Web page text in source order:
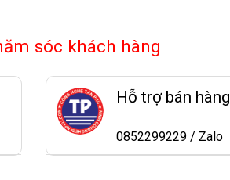
sóc khách hàng
Hỗ trợ bán hàng
0852299229 / Zalo